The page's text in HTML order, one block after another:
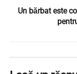
Un bărbat este